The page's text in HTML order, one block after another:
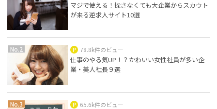
マジで使える！探さなくても大企業からスカウト
が来る逆求人サイト10選
78.8k件のビュー
仕事のやる気UP！？かわいい女性社員が多い企
業・美人社長９選
65.6k件のビュー